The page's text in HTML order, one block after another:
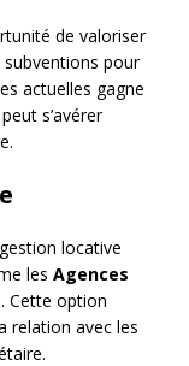
de valoriser
pour
actuelles gagne
s’avérer
locative
les Agences
Cette option
relation avec les